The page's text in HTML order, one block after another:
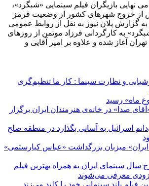
نهایی بازیگران فیلم سینمایی «شبگرد»،
پس از خروج شهرهای کشور از وضعیت قرمز
گزارش پلان نیوز به نقل از روابط عمومی
به کارگردانی فرزاد موتمن از روزهای
آغاز شده و علاوه بر امیر آقایی و
و نظارت سینما : کار ما تنظیم‌گری
صدا» در خانه‌ی هنرمندان ایران برگزار
اسرائیل به آسانی بگذارد در منطقه صلح
میزبان بزرگداشت «عباس کیارستمی»
سینمای ایران به همراه بهترین فیلم
زودی معرفی می‌شوند
فیلم بلند سینمایی خود را کلید می‌زند